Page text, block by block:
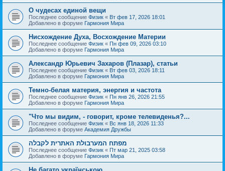
О чудесах единой вещи
Последнее сообщение Физик « Вт фев 17, 2026 18:01
Добавлено в форуме Гармония Мира
Нисхождение Духа, Восхождение Материи
Последнее сообщение Физик « Пн фев 09, 2026 03:10
Добавлено в форуме Гармония Мира
Александр Юрьевич Захаров (Плазар), статьи
Последнее сообщение Физик « Вт фев 03, 2026 18:11
Добавлено в форуме Гармония Мира
Темно-белая материя, энергия и частота
Последнее сообщение Физик « Пн янв 26, 2026 21:55
Добавлено в форуме Гармония Мира
"Что мы видим, - говорит, кроме телевиденья?...
Последнее сообщение Физик « Вс янв 18, 2026 11:33
Добавлено в форуме Академия Дружбы
מפתח המערבולת האתרית לקבלה
Последнее сообщение Физик « Пт мар 21, 2025 03:58
Добавлено в форуме Гармония Мира
Не багато українською